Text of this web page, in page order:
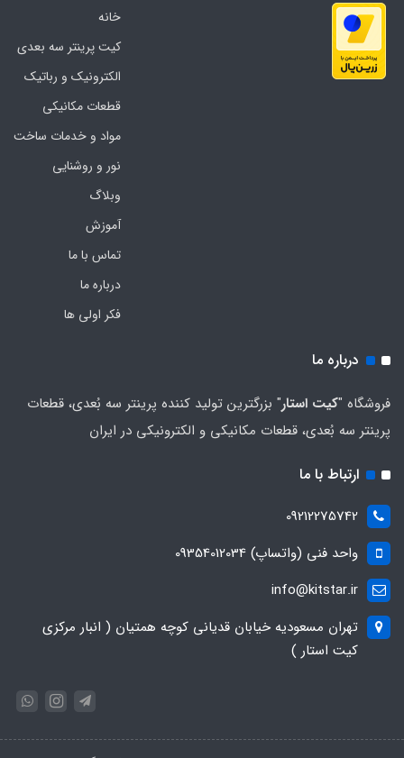
خانه
کیت پرینتر سه بعدی
الکترونیک و رباتیک
قطعات مکانیکی
مواد و خدمات ساخت
نور و روشنایی
وبلاگ
آموزش
تماس با ما
درباره ما
فکر اولی ها
درباره ما
فروشگاه "کیت استار" بزرگترین تولید کننده پرینتر سه بُعدی، قطعات
پرینتر سه بُعدی، قطعات مکانیکی و الکترونیکی در ایران
ارتباط با ما
09212275742
واحد فنی (واتساپ) 09354012034
info@kitstar.ir
تهران مسعودیه خیابان قدیانی کوچه همتیان ( انبار مرکزی
کیت استار )